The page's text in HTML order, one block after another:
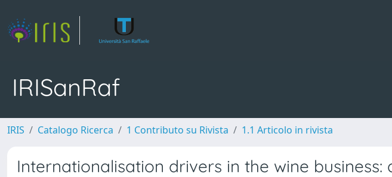
IRISanRaf
IRIS Catalogo Ricerca 1 Contributo su Rivista 1.1 Articolo in rivista
Internationalisation drivers in the wine business: